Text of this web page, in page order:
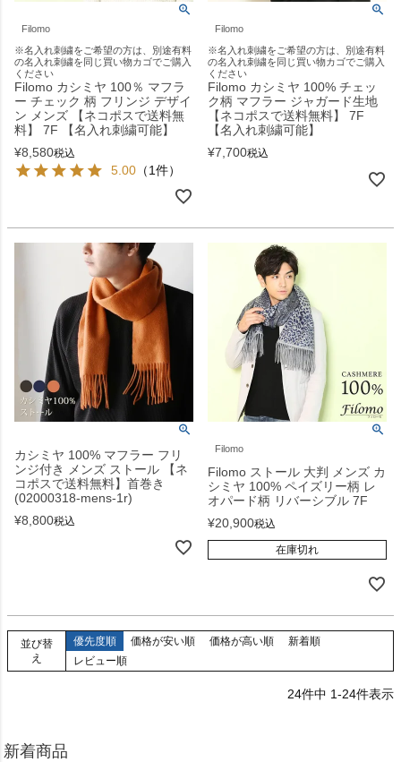
Filomo
※名入れ刺繍をご希望の方は、別途有料
の名入れ刺繍を同じ買い物カゴでご購入
ください
Filomo カシミヤ 100％ マフラ
ー チェック 柄 フリンジ デザイ
ン メンズ 【ネコポスで送料無
料】 7F 【名入れ刺繍可能】
¥8,580税込
5.00 （1件）
Filomo
※名入れ刺繍をご希望の方は、別途有料
の名入れ刺繍を同じ買い物カゴでご購入
ください
Filomo カシミヤ 100% チェッ
ク柄 マフラー ジャガード生地
【ネコポスで送料無料】 7F
【名入れ刺繍可能】
¥7,700税込
カシミヤ 100% マフラー フリ
ンジ付き メンズ ストール 【ネ
コポスで送料無料】首巻き
(02000318-mens-1r)
¥8,800税込
Filomo
Filomo ストール 大判 メンズ カ
シミヤ 100% ペイズリー柄 レ
オパード柄 リバーシブル 7F
¥20,900税込
在庫切れ
並び替
え
優先度順 価格が安い順 価格が高い順
新着順
レビュー順
24件中 1-24件表示
新着商品